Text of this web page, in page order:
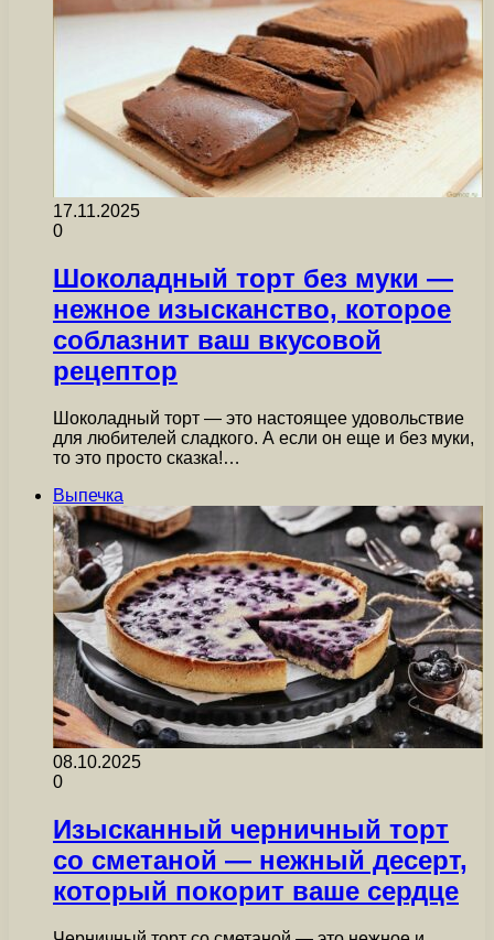
17.11.2025
0
Шоколадный торт без муки —
нежное изысканство, которое
соблазнит ваш вкусовой
рецептор
Шоколадный торт — это настоящее удовольствие
для любителей сладкого. А если он еще и без муки,
то это просто сказка!…
Выпечка
08.10.2025
0
Изысканный черничный торт
со сметаной — нежный десерт,
который покорит ваше сердце